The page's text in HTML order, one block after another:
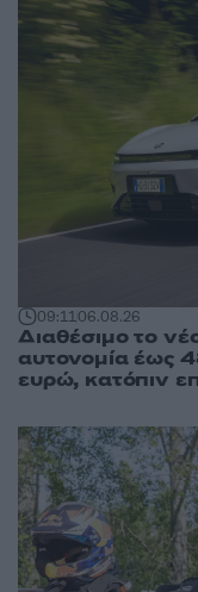
09:1106.08.26
Διαθέσιμο το
αυτονομία έως
ευρώ, κατόπιν